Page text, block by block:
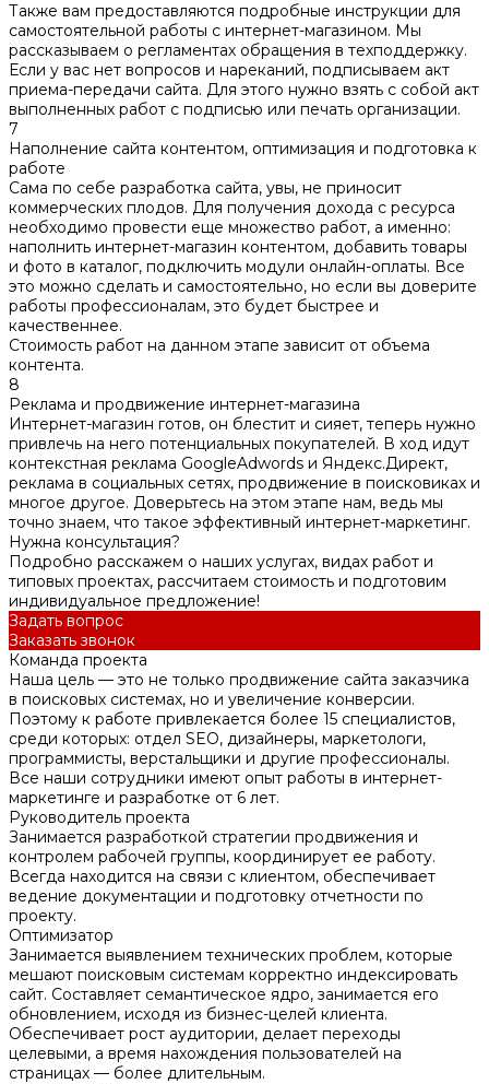
Также вам предоставляются подробные инструкции для
самостоятельной работы с интернет-магазином. Мы
рассказываем о регламентах обращения в техподдержку.
Если у вас нет вопросов и нареканий, подписываем акт
приема-передачи сайта. Для этого нужно взять с собой акт
выполненных работ с подписью или печать организации.
7
Наполнение сайта контентом, оптимизация и подготовка к
работе
Сама по себе разработка сайта, увы, не приносит
коммерческих плодов. Для получения дохода с ресурса
необходимо провести еще множество работ, а именно:
наполнить интернет-магазин контентом, добавить товары
и фото в каталог, подключить модули онлайн-оплаты. Все
это можно сделать и самостоятельно, но если вы доверите
работы профессионалам, это будет быстрее и
качественнее.
Стоимость работ на данном этапе зависит от объема
контента.
8
Реклама и продвижение интернет-магазина
Интернет-магазин готов, он блестит и сияет, теперь нужно
привлечь на него потенциальных покупателей. В ход идут
контекстная реклама GoogleAdwords и Яндекс.Директ,
реклама в социальных сетях, продвижение в поисковиках и
многое другое. Доверьтесь на этом этапе нам, ведь мы
точно знаем, что такое эффективный интернет-маркетинг.
Нужна консультация?
Подробно расскажем о наших услугах, видах работ и
типовых проектах, рассчитаем стоимость и подготовим
индивидуальное предложение!
Задать вопрос
Заказать звонок
Команда проекта
Наша цель — это не только продвижение сайта заказчика
в поисковых системах, но и увеличение конверсии.
Поэтому к работе привлекается более 15 специалистов,
среди которых: отдел SEO, дизайнеры, маркетологи,
программисты, верстальщики и другие профессионалы.
Все наши сотрудники имеют опыт работы в интернет-
маркетинге и разработке от 6 лет.
Руководитель проекта
Занимается разработкой стратегии продвижения и
контролем рабочей группы, координирует ее работу.
Всегда находится на связи с клиентом, обеспечивает
ведение документации и подготовку отчетности по
проекту.
Оптимизатор
Занимается выявлением технических проблем, которые
мешают поисковым системам корректно индексировать
сайт. Составляет семантическое ядро, занимается его
обновлением, исходя из бизнес-целей клиента.
Обеспечивает рост аудитории, делает переходы
целевыми, а время нахождения пользователей на
страницах — более длительным.